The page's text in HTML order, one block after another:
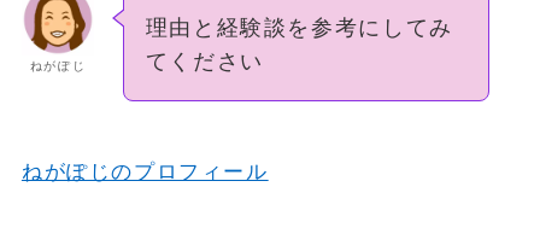
ねがぽじ
理由と経験談を参考にしてみ
てください
ねがぽじのプロフィール